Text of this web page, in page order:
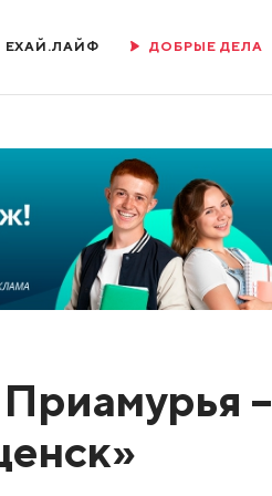
ЕХАЙ.ЛАЙФ ДОБРЫЕ ДЕЛА
–